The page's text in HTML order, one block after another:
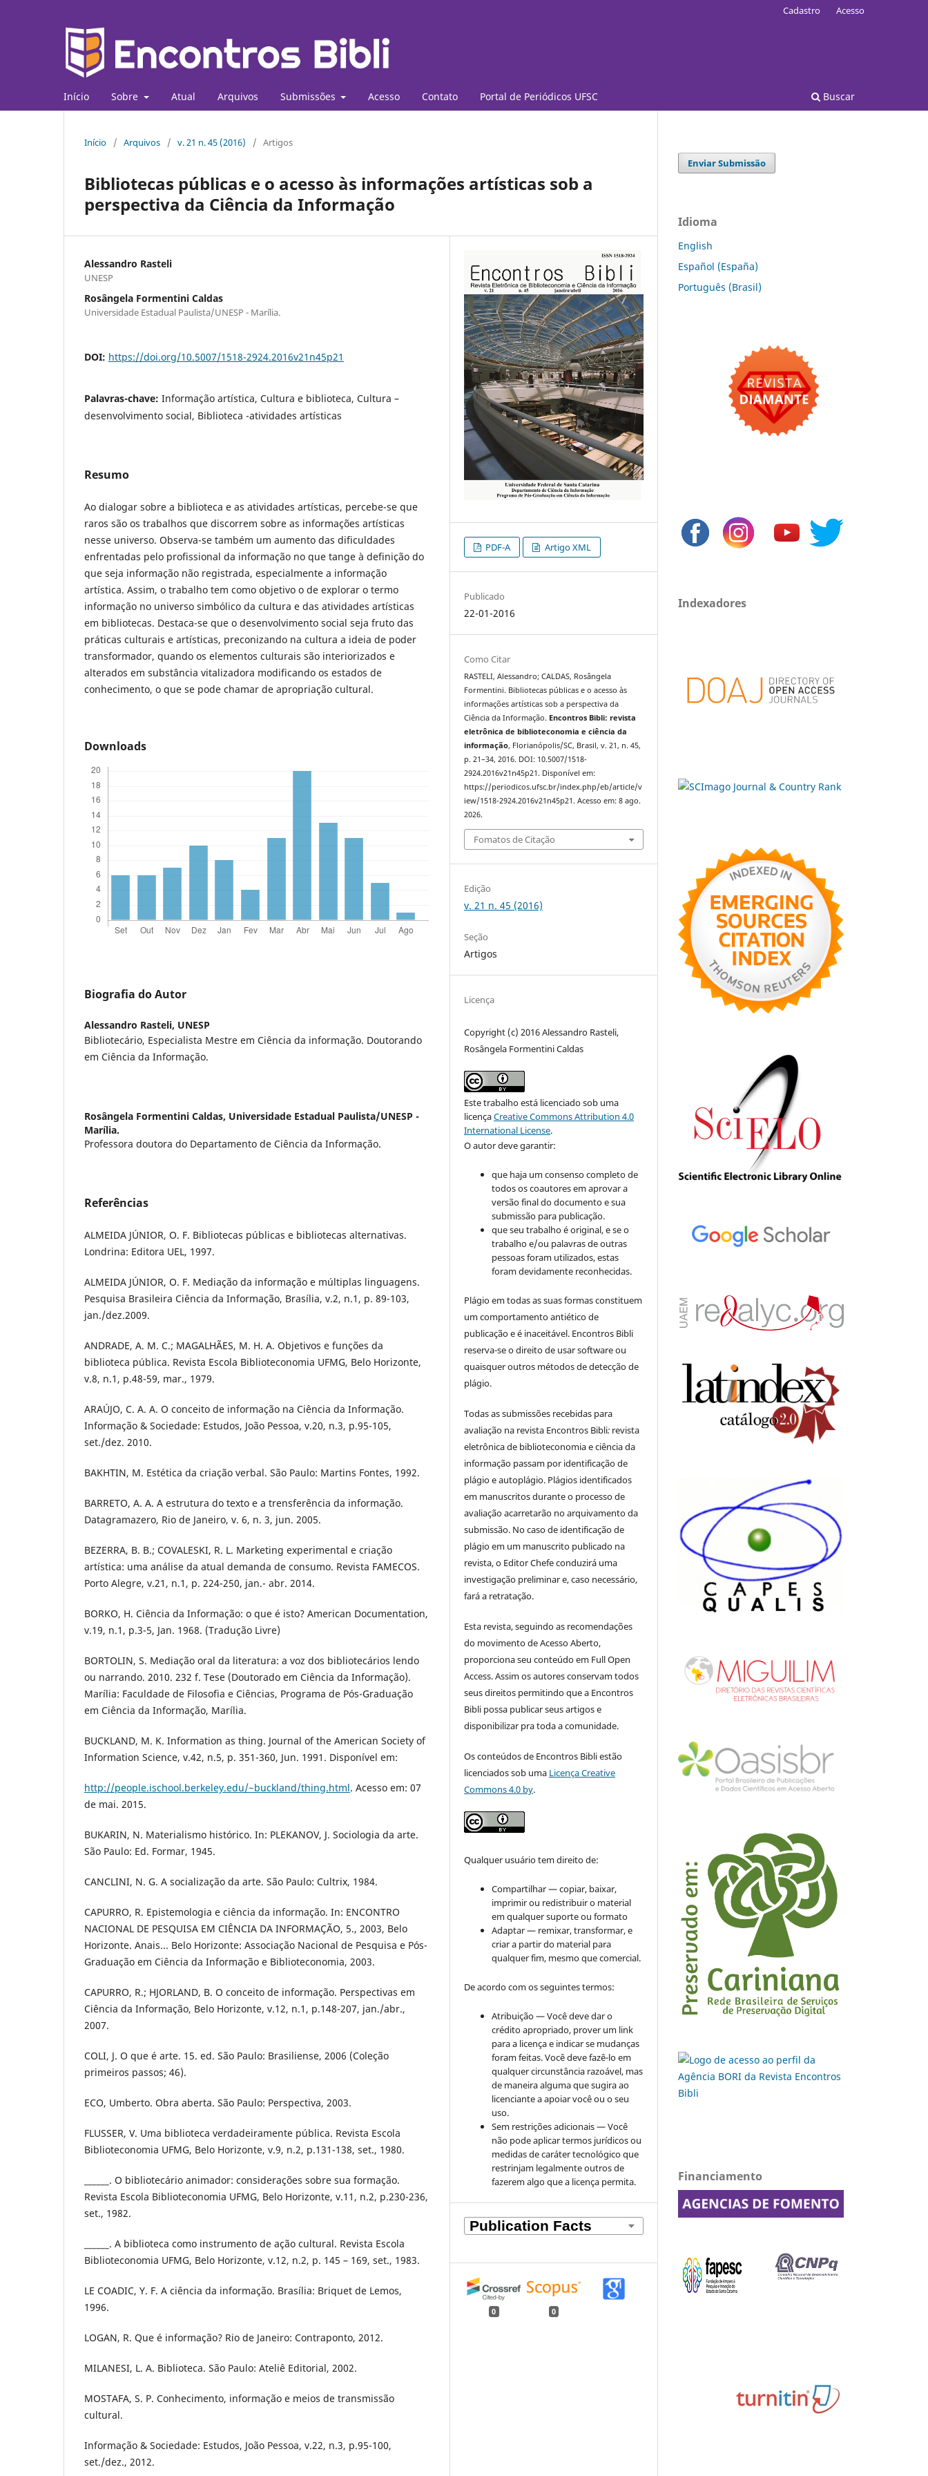
Início Sobre Atual Arquivos Submissões Acesso Contato Portal de Periódicos UFSC Buscar
Cadastro Acesso
Início / Arquivos / v. 21 n. 45 (2016) / Artigos
Bibliotecas públicas e o acesso às informações artísticas sob a
perspectiva da Ciência da Informação
Alessandro Rasteli
UNESP
Rosângela Formentini Caldas
Universidade Estadual Paulista/UNESP - Marília.
DOI: https://doi.org/10.5007/1518-2924.2016v21n45p21
Palavras-chave: Informação artística, Cultura e biblioteca, Cultura –
desenvolvimento social, Biblioteca -atividades artísticas
Resumo
Ao dialogar sobre a biblioteca e as atividades artísticas, percebe-se que
raros são os trabalhos que discorrem sobre as informações artísticas
nesse universo. Observa-se também um aumento das dificuldades
enfrentadas pelo profissional da informação no que tange à definição do
que seja informação não registrada, especialmente a informação
artística. Assim, o trabalho tem como objetivo o de explorar o termo
informação no universo simbólico da cultura e das atividades artísticas
em bibliotecas. Destaca-se que o desenvolvimento social seja fruto das
práticas culturais e artísticas, preconizando na cultura a ideia de poder
transformador, quando os elementos culturais são interiorizados e
alterados em substância vitalizadora modificando os estados de
conhecimento, o que se pode chamar de apropriação cultural.
Downloads
Biografia do Autor
Alessandro Rasteli, UNESP
Bibliotecário, Especialista Mestre em Ciência da informação. Doutorando
em Ciência da Informação.
Rosângela Formentini Caldas, Universidade Estadual Paulista/UNESP -
Marília.
Professora doutora do Departamento de Ciência da Informação.
Referências
ALMEIDA JÚNIOR, O. F. Bibliotecas públicas e bibliotecas alternativas.
Londrina: Editora UEL, 1997.
ALMEIDA JÚNIOR, O. F. Mediação da informação e múltiplas linguagens.
Pesquisa Brasileira Ciência da Informação, Brasília, v.2, n.1, p. 89-103,
jan./dez.2009.
ANDRADE, A. M. C.; MAGALHÃES, M. H. A. Objetivos e funções da
biblioteca pública. Revista Escola Biblioteconomia UFMG, Belo Horizonte,
v.8, n.1, p.48-59, mar., 1979.
ARAÚJO, C. A. A. O conceito de informação na Ciência da Informação.
Informação & Sociedade: Estudos, João Pessoa, v.20, n.3, p.95-105,
set./dez. 2010.
BAKHTIN, M. Estética da criação verbal. São Paulo: Martins Fontes, 1992.
BARRETO, A. A. A estrutura do texto e a trensferência da informação.
Datagramazero, Rio de Janeiro, v. 6, n. 3, jun. 2005.
BEZERRA, B. B.; COVALESKI, R. L. Marketing experimental e criação
artística: uma análise da atual demanda de consumo. Revista FAMECOS.
Porto Alegre, v.21, n.1, p. 224-250, jan.- abr. 2014.
BORKO, H. Ciência da Informação: o que é isto? American Documentation,
v.19, n.1, p.3-5, Jan. 1968. (Tradução Livre)
BORTOLIN, S. Mediação oral da literatura: a voz dos bibliotecários lendo
ou narrando. 2010. 232 f. Tese (Doutorado em Ciência da Informação).
Marília: Faculdade de Filosofia e Ciências, Programa de Pós-Graduação
em Ciência da Informação, Marília.
BUCKLAND, M. K. Information as thing. Journal of the American Society of
Information Science, v.42, n.5, p. 351-360, Jun. 1991. Disponível em:
http://people.ischool.berkeley.edu/~buckland/thing.html. Acesso em: 07
de mai. 2015.
BUKARIN, N. Materialismo histórico. In: PLEKANOV, J. Sociologia da arte.
São Paulo: Ed. Formar, 1945.
CANCLINI, N. G. A socialização da arte. São Paulo: Cultrix, 1984.
CAPURRO, R. Epistemologia e ciência da informação. In: ENCONTRO
NACIONAL DE PESQUISA EM CIÊNCIA DA INFORMAÇÃO, 5., 2003, Belo
Horizonte. Anais... Belo Horizonte: Associação Nacional de Pesquisa e Pós-
Graduação em Ciência da Informação e Biblioteconomia, 2003.
CAPURRO, R.; HJORLAND, B. O conceito de informação. Perspectivas em
Ciência da Informação, Belo Horizonte, v.12, n.1, p.148-207, jan./abr.,
2007.
COLI, J. O que é arte. 15. ed. São Paulo: Brasiliense, 2006 (Coleção
primeiros passos; 46).
ECO, Umberto. Obra aberta. São Paulo: Perspectiva, 2003.
FLUSSER, V. Uma biblioteca verdadeiramente pública. Revista Escola
Biblioteconomia UFMG, Belo Horizonte, v.9, n.2, p.131-138, set., 1980.
______. O bibliotecário animador: considerações sobre sua formação.
Revista Escola Biblioteconomia UFMG, Belo Horizonte, v.11, n.2, p.230-236,
set., 1982.
______. A biblioteca como instrumento de ação cultural. Revista Escola
Biblioteconomia UFMG, Belo Horizonte, v.12, n.2, p. 145 – 169, set., 1983.
LE COADIC, Y. F. A ciência da informação. Brasília: Briquet de Lemos,
1996.
LOGAN, R. Que é informação? Rio de Janeiro: Contraponto, 2012.
MILANESI, L. A. Biblioteca. São Paulo: Ateliê Editorial, 2002.
MOSTAFA, S. P. Conhecimento, informação e meios de transmissão
cultural.
Informação & Sociedade: Estudos, João Pessoa, v.22, n.3, p.95-100,
set./dez., 2012.
PDF-A Artigo XML
Publicado
22-01-2016
Como Citar
RASTELI, Alessandro; CALDAS, Rosângela
Formentini. Bibliotecas públicas e o acesso às
informações artísticas sob a perspectiva da
Ciência da Informação. Encontros Bibli: revista
eletrônica de biblioteconomia e ciência da
informação, Florianópolis/SC, Brasil, v. 21, n. 45,
p. 21–34, 2016. DOI: 10.5007/1518-
2924.2016v21n45p21. Disponível em:
https://periodicos.ufsc.br/index.php/eb/article/v
iew/1518-2924.2016v21n45p21. Acesso em: 8 ago.
2026.
Fomatos de Citação
Edição
v. 21 n. 45 (2016)
Seção
Artigos
Licença
Copyright (c) 2016 Alessandro Rasteli,
Rosângela Formentini Caldas
Este trabalho está licenciado sob uma
licençaCreative Commons Attribution 4.0
International License.
O autor deve garantir:
que haja um consenso completo de
todos os coautores em aprovar a
versão final do documento e sua
submissão para publicação.
que seu trabalho é original, e se o
trabalho e/ou palavras de outras
pessoas foram utilizados, estas
foram devidamente reconhecidas.
Plágio em todas as suas formas constituem
um comportamento antiético de
publicação e é inaceitável. Encontros Bibli
reserva-se o direito de usar software ou
quaisquer outros métodos de detecção de
plágio.
Todas as submissões recebidas para
avaliação na revista Encontros Bibli: revista
eletrônica de biblioteconomia e ciência da
informação passam por identificação de
plágio e autoplágio. Plágios identificados
em manuscritos durante o processo de
avaliação acarretarão no arquivamento da
submissão. No caso de identificação de
plágio em um manuscrito publicado na
revista, o Editor Chefe conduzirá uma
investigação preliminar e, caso necessário,
fará a retratação.
Esta revista, seguindo as recomendações
do movimento de Acesso Aberto,
proporciona seu conteúdo em Full Open
Access. Assim os autores conservam todos
seus direitos permitindo que a Encontros
Bibli possa publicar seus artigos e
disponibilizar pra toda a comunidade.
Os conteúdos de Encontros Bibli estão
licenciados sob uma Licença Creative
Commons 4.0 by.
Qualquer usuário tem direito de:
Compartilhar — copiar, baixar,
imprimir ou redistribuir o material
em qualquer suporte ou formato
Adaptar — remixar, transformar, e
criar a partir do material para
qualquer fim, mesmo que comercial.
De acordo com os seguintes termos:
Atribuição — Você deve dar o
crédito apropriado, prover um link
para a licença e indicar se mudanças
foram feitas. Você deve fazê-lo em
qualquer circunstância razoável, mas
de maneira alguma que sugira ao
licenciante a apoiar você ou o seu
uso.
Sem restrições adicionais — Você
não pode aplicar termos jurídicos ou
medidas de caráter tecnológico que
restrinjam legalmente outros de
fazerem algo que a licença permita.
0 0
Enviar Submissão
Idioma
English
Español (España)
Português (Brasil)
Indexadores
Financiamento